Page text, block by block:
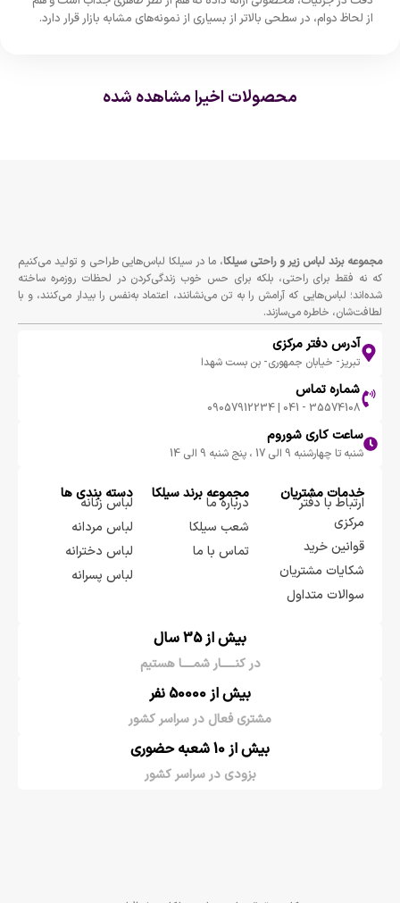
از لحاظ دوام، در سطحی بالاتر از بسیاری از نمونه‌های مشابه بازار قرار دارد.
محصولات اخیرا مشاهده شده
مجموعه برند لباس زير و راحتى سيلكا، ما در سیلکا لباس‌هایی طراحی و تولید می‌کنیم
که نه فقط برای راحتی، بلکه برای حس خوب زندگی‌کردن در لحظات روزمره ساخته
شده‌اند؛ لباس‌هایی که آرامش را به تن می‌نشانند، اعتماد به‌نفس را بیدار می‌کنند، و با
لطافت‌شان، خاطره می‌سازند.
آدرس دفتر مرکزی
تبریز- خیابان جمهوری- بن بست شهدا
شماره تماس
35574108 - 041 | 09057912234
ساعت کاری شوروم
شنبه تا چهارشنبه 9 الی 17 ، پنج شنبه 9 الی 14
خدمات مشتریان
ارتباط با دفتر
مرکزی
قوانین خرید
شکایات مشتریان
سوالات متداول
مجموعه برند سيلكا
درباره ما
شعب سیلکا
تماس با ما
دسته بندی ها
لباس زنانه
لباس مردانه
لباس دخترانه
لباس پسرانه
بیش از 35 سال
در کنـــــار شمــــا هستیم
بیش از 50000 نفر
مشتری فعال در سراسر کشور
بیش از 10 شعبه حضوری
بزودی در سراسر کشور
کلیه حقوق سایت برای سیلکا محفوظ است.